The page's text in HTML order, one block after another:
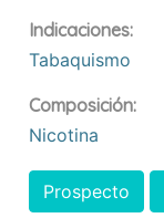
Indicaciones:
Tabaquismo
Composición:
Nicotina
Prospecto